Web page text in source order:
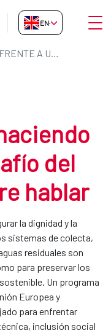
frente
EN-GB
SANEAMIENTO: HACIENDO FRENTE A UN DESAFÍO DEL QUE NADIE QUIERE HABLAR
del
hablar
la dignidad y la
sistemas de colecta,
residuales son
para preservar los
Un programa
Europea y
para enfrentar
inclusión social